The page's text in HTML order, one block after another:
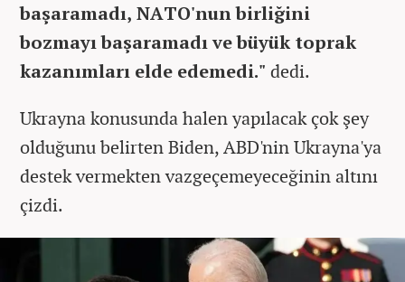
başaramadı, NATO'nun birliğini
bozmayı başaramadı ve büyük toprak
kazanımları elde edemedi." dedi.
Ukrayna konusunda halen yapılacak çok şey
olduğunu belirten Biden, ABD'nin Ukrayna'ya
destek vermekten vazgeçemeyeceğinin altını
çizdi.